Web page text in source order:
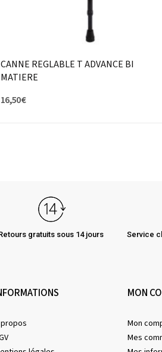
CANNE REGLABLE T ADVANCE BI
MATIERE
16,50 €
gratuits sous 14 jours Service
MON
Mon
Mes